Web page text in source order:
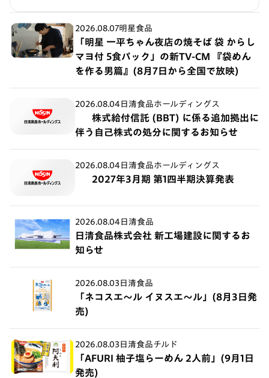
2026.08.07明星食品
「明星 一平ちゃん夜店の焼そば 袋 からし
マヨ付 5食パック」の新TV-CM 『袋めん
を作る男篇』(8月7日から全国で放映)
2026.08.04 日清食品ホールディングス
株式給付信託 (BBT) に係る追加拠出に
伴う自己株式の処分に関するお知らせ
2026.08.04 日清食品ホールディングス
2027年3月期 第1四半期決算発表
2026.08.04 日清食品
日清食品株式会社 新工場建設に関するお
知らせ
2026.08.03 日清食品
「ネコスエ～ル イヌスエ～ル」(8月3日発
売)
2026.08.03 日清食品チルド
「AFURI 柚子塩らーめん 2人前」(9月1日
発売)